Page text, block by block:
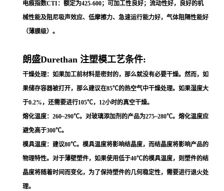
电痕指数CTI：额定为425-600；可加工性良好；流动性好，良好的机
械性能及阻尼吸声效应、低摩擦力、急速运行能力好，气体阻隔性能好
（薄膜级）。
朗盛Durethan 注塑模工艺条件:
干燥处理：如果加工前材料是密封的，那么就没有必要干燥。然而，如
果储存容器被打开，那么建议在85℃的热空气中干燥处理。如果湿度大
于0.2%，还需要进行105℃，12小时的真空干燥。
熔化温度：260~290℃。对玻璃添加剂的产品为275~280℃。熔化温度应
避免高于300℃。
模具温度：建议80℃。模具温度将影响结晶度，而结晶度将影响产品的
物理特性。对于薄壁塑件，如果使用低于40℃的模具温度，则塑件的结
晶度将随着时间而变化，为了保持塑件的几何稳定性，需要进行退火处
理。